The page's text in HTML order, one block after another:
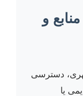
و
دسترسی
یا